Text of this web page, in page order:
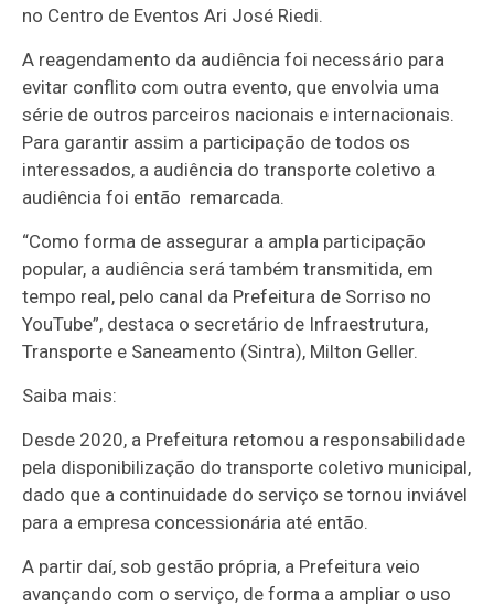
no Centro de Eventos Ari José Riedi.
A reagendamento da audiência foi necessário para
evitar conflito com outra evento, que envolvia uma
série de outros parceiros nacionais e internacionais.
Para garantir assim a participação de todos os
interessados, a audiência do transporte coletivo a
audiência foi então remarcada.
“Como forma de assegurar a ampla participação
popular, a audiência será também transmitida, em
tempo real, pelo canal da Prefeitura de Sorriso no
YouTube”, destaca o secretário de Infraestrutura,
Transporte e Saneamento (Sintra), Milton Geller.
Saiba mais:
Desde 2020, a Prefeitura retomou a responsabilidade
pela disponibilização do transporte coletivo municipal,
dado que a continuidade do serviço se tornou inviável
para a empresa concessionária até então.
A partir daí, sob gestão própria, a Prefeitura veio
avançando com o serviço, de forma a ampliar o uso